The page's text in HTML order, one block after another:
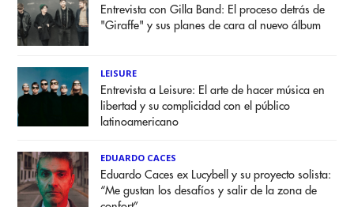
Entrevista con Gilla Band: El proceso detrás de
"Giraffe" y sus planes de cara al nuevo álbum
LEISURE
Entrevista a Leisure: El arte de hacer música en
libertad y su complicidad con el público
latinoamericano
EDUARDO CACES
Eduardo Caces ex Lucybell y su proyecto solista:
“Me gustan los desafíos y salir de la zona de